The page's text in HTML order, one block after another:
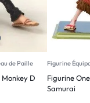
de Paille
D
Figurine
Figurine
Samurai